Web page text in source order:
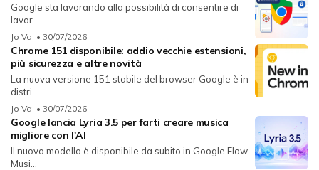
Google sta lavorando alla possibilità di consentire di
lavor...
Jo Val • 30/07/2026
Chrome 151 disponibile: addio vecchie estensioni,
più sicurezza e altre novità
La nuova versione 151 stabile del browser Google è in
distri...
Jo Val • 30/07/2026
Google lancia Lyria 3.5 per farti creare musica
migliore con l'AI
Il nuovo modello è disponibile da subito in Google Flow
Musi...